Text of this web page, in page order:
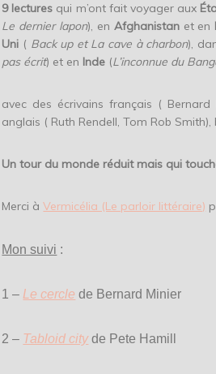
9 lectures qui m’ont fait voyager aux
Le dernier lapon), en Afghanistanet en
Uni ( Back up et La cave à charbon),
pas écrit) et en Inde (L’inconnue du
avec des écrivains français ( Bernard
anglais ( Ruth Rendell, Tom Rob
Un tour du monde réduit mais qui
Merci àVermicélia (Le parloir littéraire)
Mon suivi :
1 –Le cercle de Bernard Minier
2 – Tabloid cityde Pete Hamill